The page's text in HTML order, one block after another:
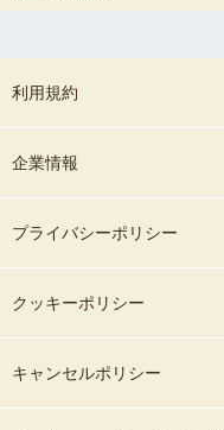
利用規約
企業情報
プライバシーポリシー
クッキーポリシー
キャンセルポリシー